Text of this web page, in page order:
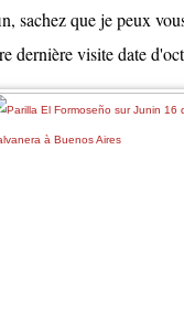
sachez que je peux
dernière visite date